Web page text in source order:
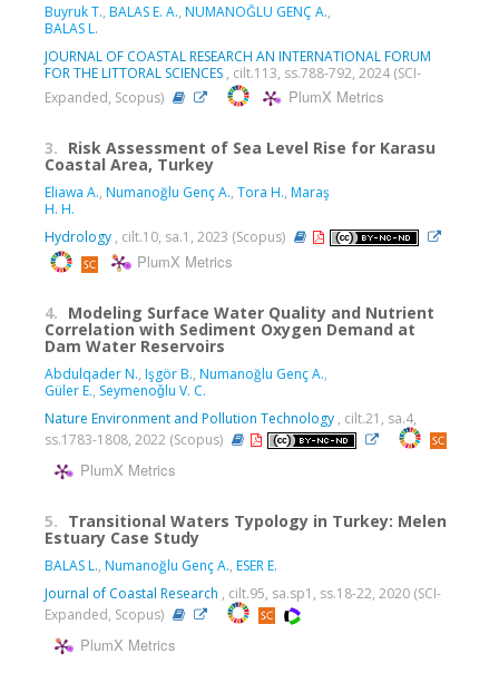
Buyruk T., BALAS E. A., NUMANOĞLU GENÇ A.,
BALAS L.
JOURNAL OF COASTAL RESEARCH AN INTERNATIONAL FORUM
FOR THE LITTORAL SCIENCES , cilt.113, ss.788-792, 2024 (SCI-
Expanded, Scopus)
PlumX Metrics
3. Risk Assessment of Sea Level Rise for Karasu
Coastal Area, Turkey
Eliawa A., Numanoğlu Genç A., Tora H., Maraş
H. H.
Hydrology , cilt.10, sa.1, 2023 (Scopus)
PlumX Metrics
4. Modeling Surface Water Quality and Nutrient
Correlation with Sediment Oxygen Demand at
Dam Water Reservoirs
Abdulqader N., Işgör B., Numanoğlu Genç A.,
Güler E., Seymenoǧlu V. C.
Nature Environment and Pollution Technology , cilt.21, sa.4,
ss.1783-1808, 2022 (Scopus)
PlumX Metrics
5. Transitional Waters Typology in Turkey: Melen
Estuary Case Study
BALAS L., Numanoğlu Genç A., ESER E.
Journal of Coastal Research , cilt.95, sa.sp1, ss.18-22, 2020 (SCI-
Expanded, Scopus)
PlumX Metrics